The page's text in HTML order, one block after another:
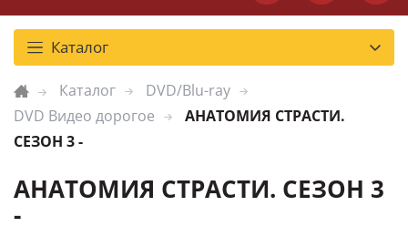
Каталог
Каталог
DVD/Blu-ray
DVD Видео дорогое
АНАТОМИЯ СТРАСТИ.
СЕЗОН 3 -
АНАТОМИЯ СТРАСТИ. СЕЗОН 3
-